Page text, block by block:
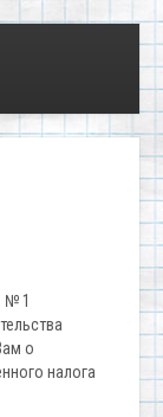
№ 1
о
налога